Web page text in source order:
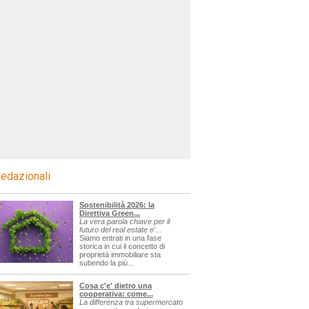
Sostenibilità 2026: la
Direttiva Green...
La vera parola chiave per il
futuro del real estate e'...
Siamo entrati in una fase
storica in cui il concetto di
proprietà immobiliare sta
subendo la più...
Cosa c'e' dietro una
cooperativa: come...
La differenza tra supermercato